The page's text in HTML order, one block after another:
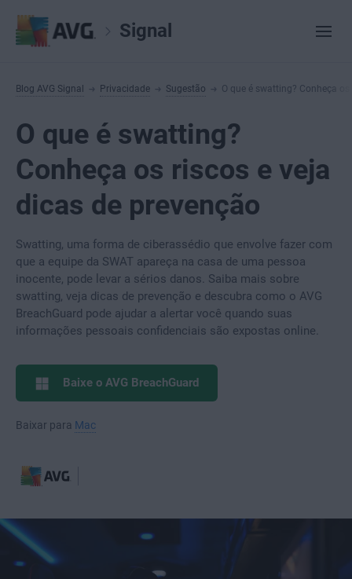
Signal
Blog AVG Signal Privacidade Sugestão O que é swatting? Conheça
O que é swatting?
Conheça os riscos e veja
dicas de prevenção
Swatting, uma forma de ciberassédio que envolve fazer com
que a equipe da SWAT apareça na casa de uma pessoa
inocente, pode levar a sérios danos. Saiba mais sobre
swatting, veja dicas de prevenção e descubra como o AVG
BreachGuard pode ajudar a alertar você quando suas
informações pessoais confidenciais são expostas online.
Baixe o AVG BreachGuard
Baixar para Mac